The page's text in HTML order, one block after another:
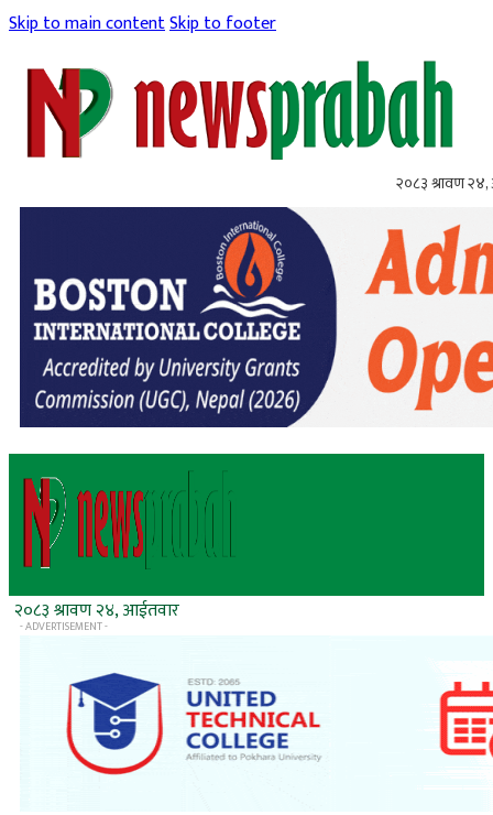
Skip to main contentSkip to footer
२०८३ श्रावण
२०८३ श्रावण २४, आईतवार
- ADVERTISEMENT -